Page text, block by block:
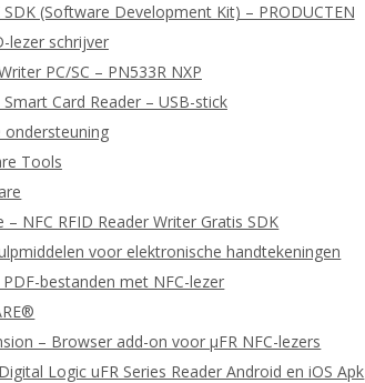
(Software Development Kit) – PRODUCTEN
lezer schrijver
PC/SC – PN533R NXP
Card Reader – USB-stick
Tools
NFC RFID Reader Writer Gratis SDK
voor elektronische handtekeningen
bestanden met NFC-lezer
– Browser add-on voor μFR NFC-lezers
Logic uFR Series Reader Android en iOS Apk